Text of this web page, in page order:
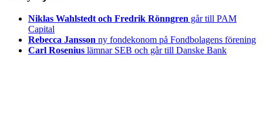
Niklas Wahlstedt och Fredrik Rönngren går till PAM
Capital
Rebecca Jansson ny fondekonom på Fondbolagens förening
Carl Rosenius lämnar SEB och går till Danske Bank